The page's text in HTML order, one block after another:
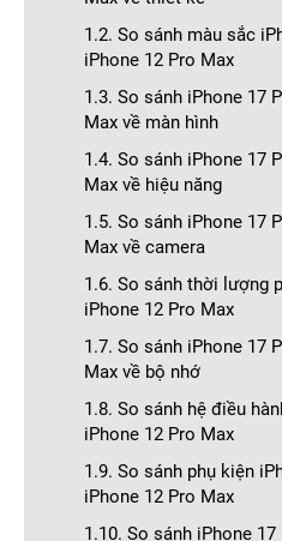
1.2. So sánh màu sắc
iPhone 12 Pro Max
1.3. So sánh iPhone 17
Max về màn hình
1.4. So sánh iPhone 17
Max về hiệu năng
1.5. So sánh iPhone 17
Max về camera
1.6. So sánh thời lượng
iPhone 12 Pro Max
1.7. So sánh iPhone 17
Max về bộ nhớ
1.8. So sánh hệ điều
iPhone 12 Pro Max
1.9. So sánh phụ kiện
iPhone 12 Pro Max
1.10. So sánh iPhone